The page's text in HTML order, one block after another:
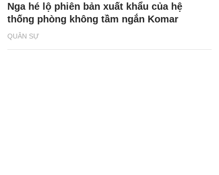
QUÂN SỰ
Nga hé lộ phiên bản xuất khẩu của hệ
thống phòng không tầm ngắn Komar